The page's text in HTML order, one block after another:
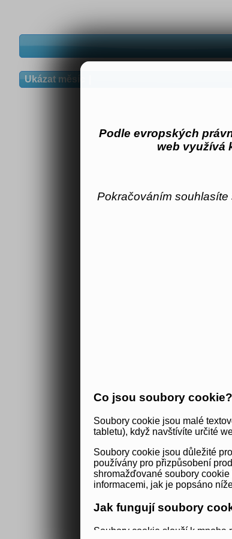
Podle evropských
web využívá
Pokračováním
Co jsou soubory cookie?
Soubory cookie jsou malé
tabletu), když navštívíte určité
Soubory cookie jsou důležité
používány pro přizpůsobení
shromažďované soubory
informacemi, jak je popsáno
Jak fungují soubory
Soubory cookie slouží k mnoha
Ukázat měsíc